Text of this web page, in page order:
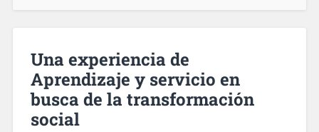
Una experiencia de
Aprendizaje y servicio en
busca de la transformación
social